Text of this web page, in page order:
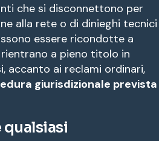
che si disconnettono per
alla rete o di dinieghi tecnici
essere ricondotte a
a pieno titolo in
accanto ai reclami ordinari,
giurisdizionale prevista
qualsiasi